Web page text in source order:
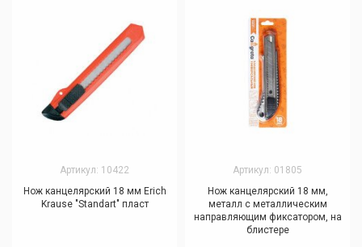
Артикул: 10422
Нож канцелярский 18 мм Erich
Krause "Standart" пласт
Артикул: 01805
Нож канцелярский 18 мм,
металл с металлическим
направляющим фиксатором, на
блистере